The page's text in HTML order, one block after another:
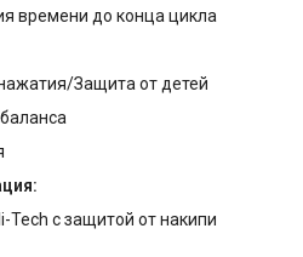
времени до конца цикла
Защита от детей
Tech с защитой от накипи